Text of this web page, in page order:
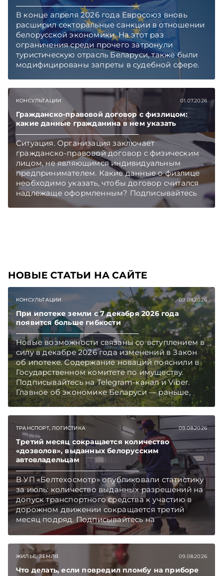
В конце апреля 2026 года Евросоюз вновь
расширил секторальные санкции в отношении
белорусской экономики. На этот раз
ограничения среди прочего затронули
туристическую отрасль Беларуси, также были
модифицированы запреты в судебной сфере.
Правовой контекст и последствия введения
обсудила с Юрием Владимировичем
Шумиловым, основателем и партнером
юридической фирмы YS Advisors,
специализирующейся на санкционном праве.
Подписывайтесь на Telegram‑канал и Viber.
Главное об экономике Беларуси — раньше,
чем в новостях TelegramViber
КОНСУЛЬТАЦИИ 01.07.2026
Гражданско-правовой договор с физлицом:
какие данные гражданина в нем указать
Ситуация. Организация заключает
гражданско-правовой договор с физическим
лицом, не являющимся индивидуальным
предпринимателем. Какие данные о физлице
необходимо указать, чтобы договор считался
надлежаще оформленным? Подписывайтесь
на Telegram‑канал и Viber. Главное об
НОВЫЕ СТАТЬИ НА САЙТЕ
КОНСУЛЬТАЦИИ 09.08.2026
При ипотеке земли с 7 декабря 2026 года
появится больше гибкости
Новые возможности связаны со вступлением в
силу в декабре 2026 года изменений в Закон
об ипотеке. Содержание новаций пояснили в
Государственном комитете по имуществу.
Подписывайтесь на Telegram‑канал и Viber.
Главное об экономике Беларуси — раньше,
чем в новостях TelegramViber
ТРАНСПОРТ, ЛОГИСТИКА 09.08.2026
Третий месяц сокращается количество
«дозволов», выданных белорусским
автовладельцам
В УП «Белтехосмотр» опубликовали статистику
за июль: количество выданных разрешений на
допуск транспортного средства к участию в
дорожном движении сокращается третий
месяц подряд. Подписывайтесь на
Telegram‑канал и Viber. Главное об экономике
TelegramViber
ЖИЛЬЕ, ЗЕМЛЯ 09.08.2026
Что делать, если повредил пломбу на приборе